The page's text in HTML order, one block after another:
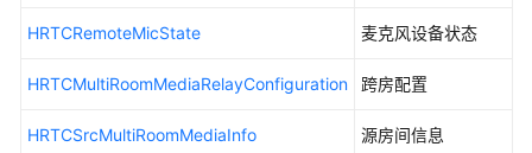
Web
入
HRTCRemoteMicState 麦克风设备状态
HRTCMultiRoomMediaRelayConfiguration 跨房配置
HRTCSrcMultiRoomMediaInfo 源房间信息